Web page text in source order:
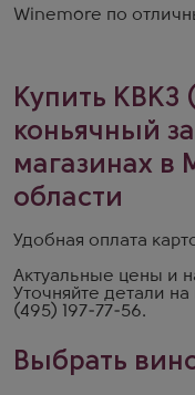
Winemore по
Купить КВКЗ
коньячный
магазинах в
области
Удобная оплата
Актуальные цены и
Уточняйте детали на
(495) 197-77-56.
Выбрать